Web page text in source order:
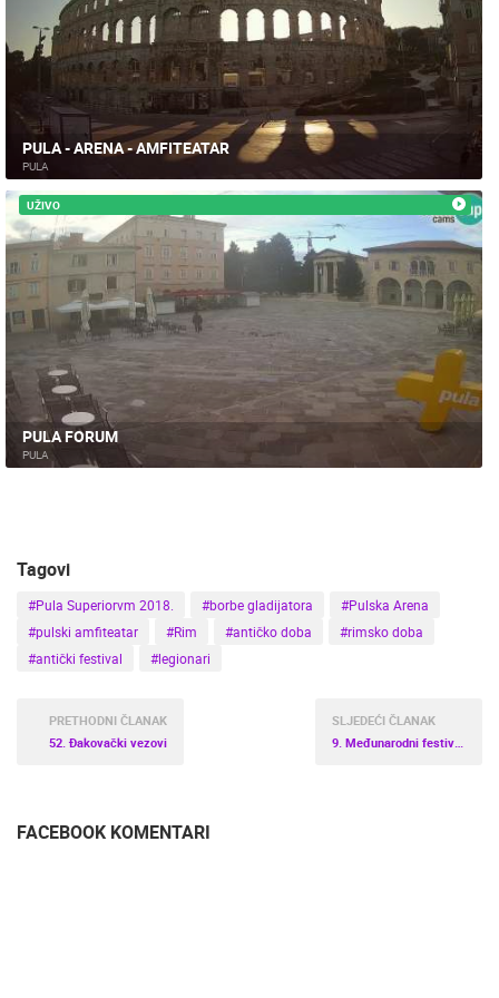
PLAŽE MARINE I LUČICE
DOGAĐANJA I ZANIMLJIVOSTI TRANSPORT I PROMET
ZNAMENITOSTI SVJETSKA BAŠTINA
PULA - ARENA - AMFITEATAR
PULA
UŽIVO
PULA FORUM
PULA
Tagovi
#Pula Superiorvm 2018. #borbe gladijatora
#Pulska Arena
#pulski amfiteatar
#Rim #antičko doba
#rimsko doba
#antički festival
#legionari
PRETHODNI ČLANAK
52. Đakovački vezovi
SLJEDEĆI ČLANAK
FACEBOOK KOMENTARI